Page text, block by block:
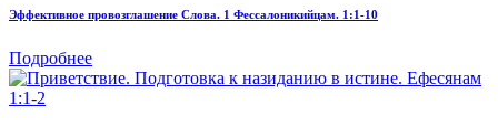
Эффективное провозглашение Слова. 1 Фессалоникийцам. 1:1-10
Подробнее